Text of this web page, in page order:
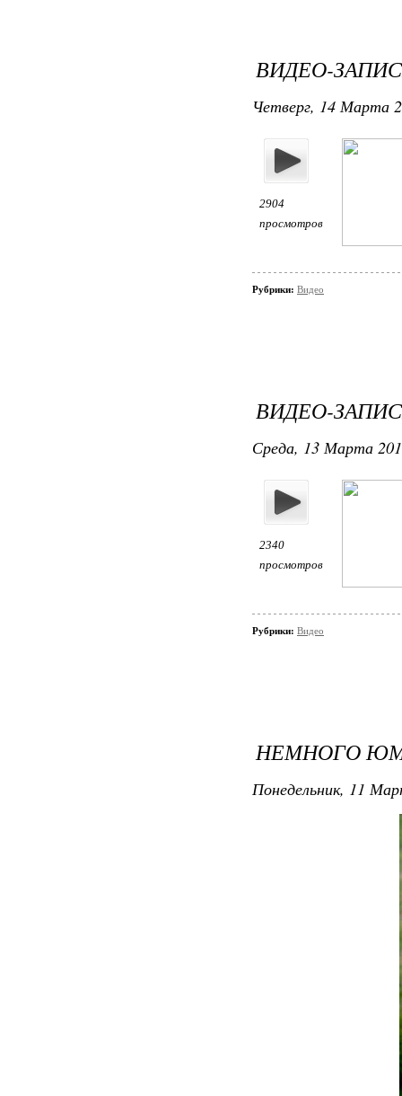
ВИДЕО-
Четверг, 14 Марта
2904
просмотров
Рубрики: Видео
ВИДЕО-
Среда, 13 Марта
2340
просмотров
Рубрики: Видео
НЕМНОГО
Понедельник, 11